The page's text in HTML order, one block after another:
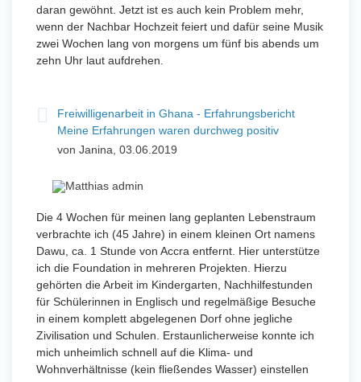
daran gewöhnt. Jetzt ist es auch kein Problem mehr,
wenn der Nachbar Hochzeit feiert und dafür seine Musik
zwei Wochen lang von morgens um fünf bis abends um
zehn Uhr laut aufdrehen.
Freiwilligenarbeit in Ghana - Erfahrungsbericht
Meine Erfahrungen waren durchweg positiv
von Janina, 03.06.2019
Die 4 Wochen für meinen lang geplanten Lebenstraum
verbrachte ich (45 Jahre) in einem kleinen Ort namens
Dawu, ca. 1 Stunde von Accra entfernt. Hier unterstütze
ich die Foundation in mehreren Projekten. Hierzu
gehörten die Arbeit im Kindergarten, Nachhilfestunden
für Schülerinnen in Englisch und regelmäßige Besuche
in einem komplett abgelegenen Dorf ohne jegliche
Zivilisation und Schulen. Erstaunlicherweise konnte ich
mich unheimlich schnell auf die Klima- und
Wohnverhältnisse (kein fließendes Wasser) einstellen